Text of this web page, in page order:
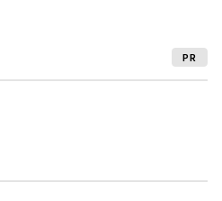
PR